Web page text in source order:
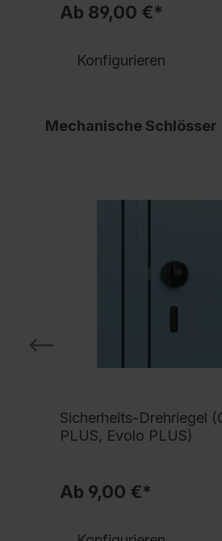
Ab 89,00 €*
Konfigurieren
Mechanische Schlösser
Sicherheits-Drehriegel
PLUS, Evolo PLUS)
Ab 9,00 €*